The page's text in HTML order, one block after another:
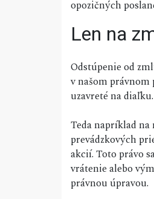
opozičných
Len na
Odstúpenie od
v našom právnom
uzavreté na diaľku.
Teda napríklad
prevádzkových
akcií. Toto právo
vrátenie alebo
právnou úpravou.